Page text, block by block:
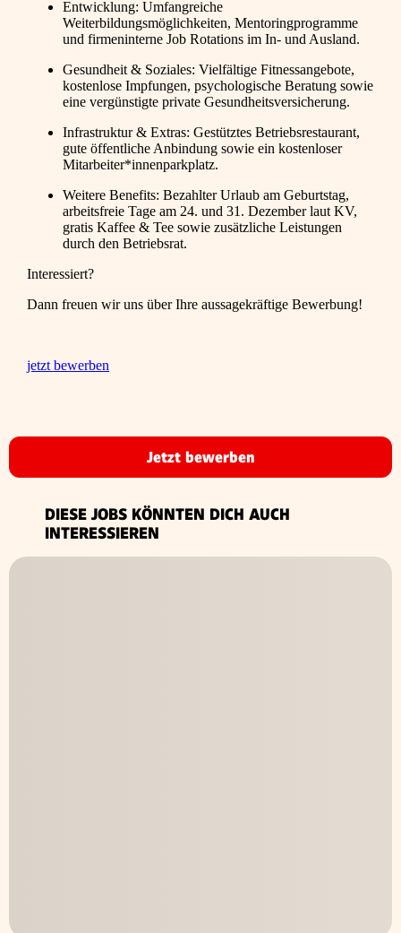
Entwicklung: Umfangreiche
Weiterbildungsmöglichkeiten, Mentoringprogramme
und firmeninterne Job Rotations im In- und Ausland.
Gesundheit & Soziales: Vielfältige Fitnessangebote,
kostenlose Impfungen, psychologische Beratung sowie
eine vergünstigte private Gesundheitsversicherung.
Infrastruktur & Extras: Gestütztes Betriebsrestaurant,
gute öffentliche Anbindung sowie ein kostenloser
Mitarbeiter*innenparkplatz.
Weitere Benefits: Bezahlter Urlaub am Geburtstag,
arbeitsfreie Tage am 24. und 31. Dezember laut KV,
gratis Kaffee & Tee sowie zusätzliche Leistungen
durch den Betriebsrat.
Interessiert?
Dann freuen wir uns über Ihre aussagekräftige Bewerbung!
jetzt bewerben
Jetzt bewerben
DIESE JOBS KÖNNTEN DICH AUCH
INTERESSIEREN